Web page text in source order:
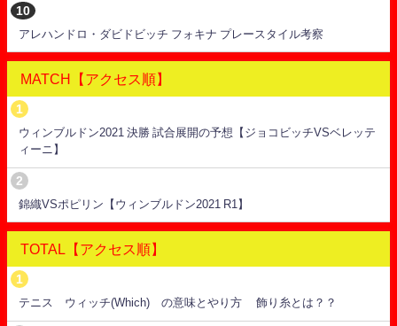
アレハンドロ・ダビドビッチ フォキナ プレースタイル考察
MATCH【アクセス順】
ウィンブルドン2021 決勝 試合展開の予想【ジョコビッチVSベレッテ
ィーニ】
錦織VSポピリン【ウィンブルドン2021 R1】
TOTAL【アクセス順】
テニス ウィッチ(Which) の意味とやり方 飾り糸とは？？